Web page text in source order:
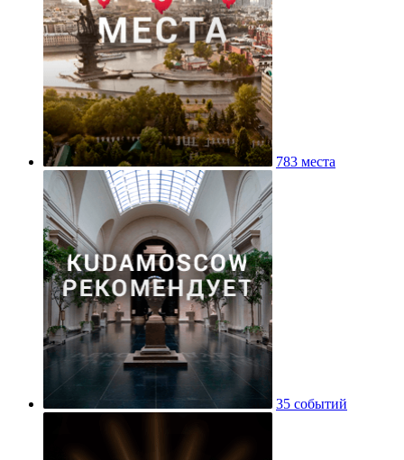
783 места
35 событий